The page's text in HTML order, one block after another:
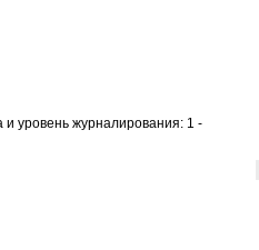
и уровень журналирования: 1 -